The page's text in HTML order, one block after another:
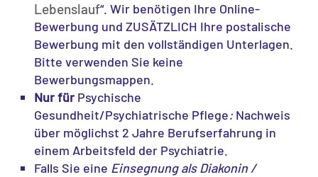
Lebenslauf“. Wir benötigen Ihre Online-
Bewerbung und ZUSÄTZLICH Ihre postalische
Bewerbung mit den vollständigen Unterlagen.
Bitte verwenden Sie keine
Bewerbungsmappen.
Nur für Psychische
Gesundheit/Psychiatrische Pflege: Nachweis
über möglichst 2 Jahre Berufserfahrung in
einem Arbeitsfeld der Psychiatrie.
Falls Sie eine Einsegnung als Diakonin /